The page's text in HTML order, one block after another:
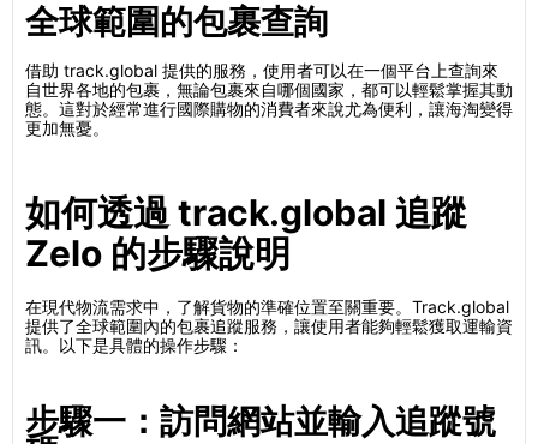
全球範圍的包裹查詢
借助 track.global 提供的服務，使用者可以在一個平台上查詢來
自世界各地的包裹，無論包裹來自哪個國家，都可以輕鬆掌握其動
態。這對於經常進行國際購物的消費者來說尤為便利，讓海淘變得
更加無憂。
如何透過 track.global 追蹤
Zelo 的步驟說明
在現代物流需求中，了解貨物的準確位置至關重要。Track.global
提供了全球範圍內的包裹追蹤服務，讓使用者能夠輕鬆獲取運輸資
訊。以下是具體的操作步驟：
步驟一：訪問網站並輸入追蹤號